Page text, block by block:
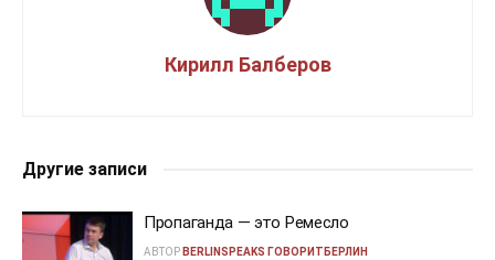
Кирилл Балберов
Другие записи
Пропаганда — это Ремесло
АВТОР BERLINSPEAKS ГОВОРИТБЕРЛИН